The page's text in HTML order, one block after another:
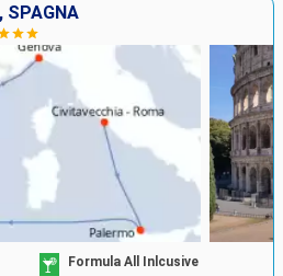
SPAGNA
Formula All Inlcusive